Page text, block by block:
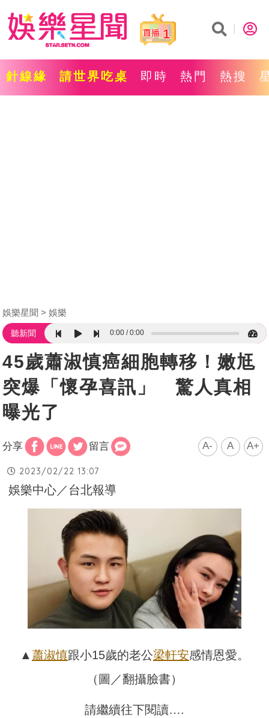
1
針線緣 請世界吃桌 即時 熱門 熱搜
娛樂星聞 娛樂
聽新聞 0:00 0:00
45歲蕭淑慎癌細胞轉移！嫩尪
突爆「懷孕喜訊」 驚人真相
曝光了
分享 留言 A- A A+
2023/02/22 13:07
娛樂中心／台北報導
▲蕭淑慎跟小15歲的老公梁軒安感情恩愛。
（圖／翻攝臉書）
請繼續往下閱讀….